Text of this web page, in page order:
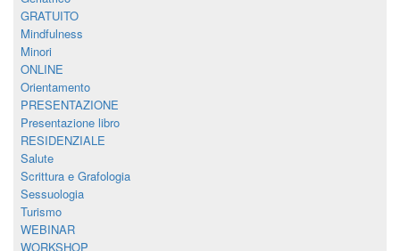
GRATUITO
Mindfulness
Minori
ONLINE
Orientamento
PRESENTAZIONE
Presentazione libro
RESIDENZIALE
Salute
Scrittura e Grafologia
Sessuologia
Turismo
WEBINAR
WORKSHOP